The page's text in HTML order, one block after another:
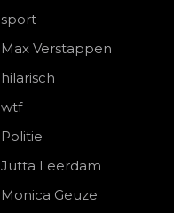
sport
Max Verstappen
hilarisch
wtf
Politie
Jutta Leerdam
Monica Geuze